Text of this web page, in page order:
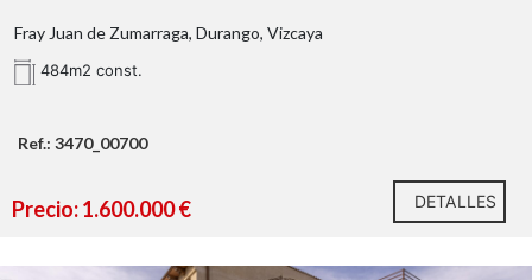
Fray Juan de Zumarraga, Durango, Vizcaya
484m2 const.
Ref.: 3470_00700
Precio: 1.600.000 € DETALLES